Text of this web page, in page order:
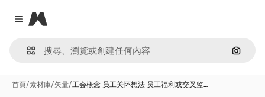
Close menu
Magnific
通過圖
首頁/素材庫/矢量/工会概念 员工关怀想法 员工福利或交叉监…